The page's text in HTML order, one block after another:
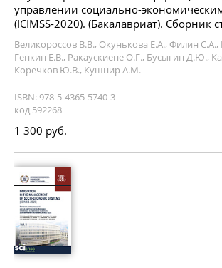
управлении социально-
(ICIMSS-2020). (Бакалавриат). Сборник
Великороссов В.В., Окунькова Е.А., Филин С.А.,
Генкин Е.В., Ракаускиене О.Г., Бусыгин Д.Ю.,
Коречков Ю.В., Кушнир А.М.
ISBN: 978-5-4365-5740-3
код 592268
1 300 руб.